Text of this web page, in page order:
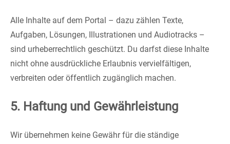
Alle Inhalte auf dem Portal – dazu zählen Texte,
Aufgaben, Lösungen, Illustrationen und Audiotracks –
sind urheberrechtlich geschützt. Du darfst diese Inhalte
nicht ohne ausdrückliche Erlaubnis vervielfältigen,
verbreiten oder öffentlich zugänglich machen.
5. Haftung und Gewährleistung
Wir übernehmen keine Gewähr für die ständige